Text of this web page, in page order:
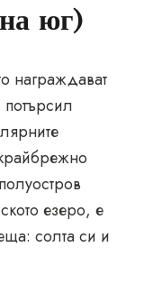
юг)
награждават
езеро, е
солта си и